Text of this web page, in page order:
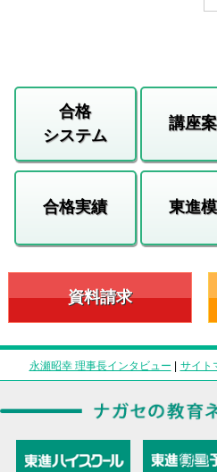
合格
システム
講座
合格実績 東進
資料請求
永瀬昭幸 理事長インタビュー | サイト